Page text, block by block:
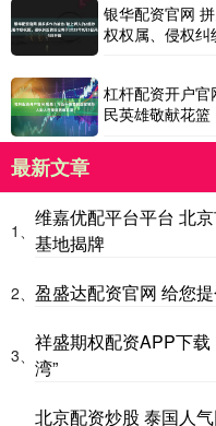
银华配资官网
权权属、侵权
杠杆配资开户官
民英雄敬献花篮
最新文章
1、
维嘉优配平台平台 北
基地揭牌
2、 盈盛达配资官网 给您
3、
祥盛期权配资APP下载
湾”
北京配资炒股 泰国人